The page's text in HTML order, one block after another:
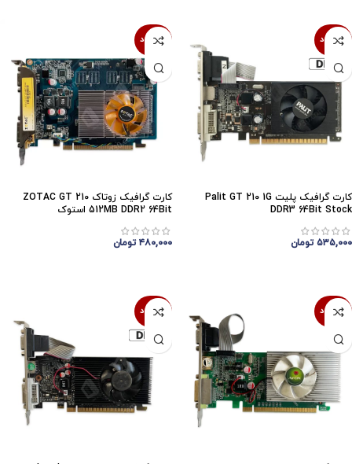
ناموجود
کارت گرافیک پلیت Palit GT 210 1G
DDR3 64Bit Stock
۵۳۵,۰۰۰ تومان
ناموجود
کارت گرافیک زوتاک ZOTAC GT 210
512MB DDR2 64Bit استوک
۴۸۰,۰۰۰ تومان
ناموجود ناموجود